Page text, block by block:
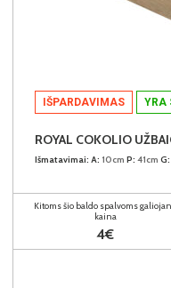
IŠPARDAVIMAS YRA
Išmatavimai: A: 10cm P: 41cm G:
Kitoms šio baldo spalvoms
kaina
4€